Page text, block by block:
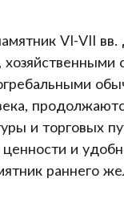
VI-VII вв.
и торговых
и
раннего